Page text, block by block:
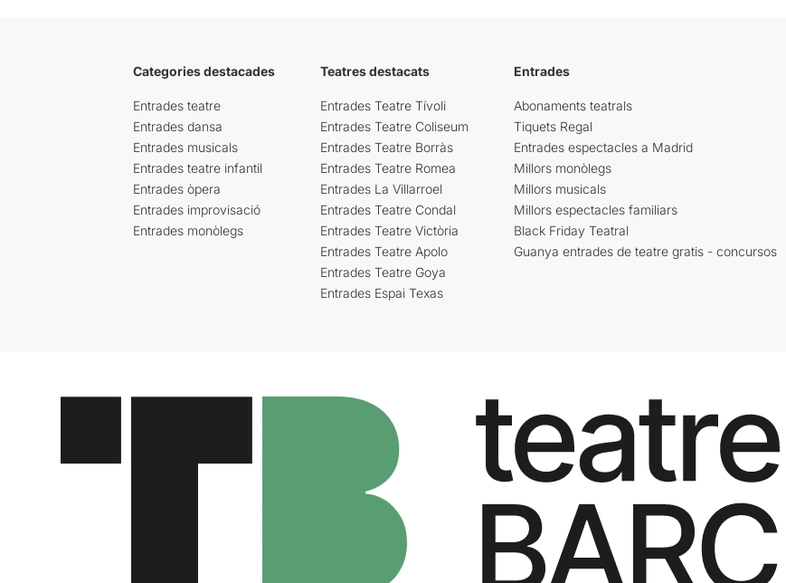
Categories destacades
Entrades teatre
Entrades dansa
Entrades musicals
Entrades teatre infantil
Entrades òpera
Entrades improvisació
Entrades monòlegs
Teatres destacats
Entrades Teatre Tívoli
Entrades Teatre Coliseum
Entrades Teatre Borràs
Entrades Teatre Romea
Entrades La Villarroel
Entrades Teatre Condal
Entrades Teatre Victòria
Entrades Teatre Apolo
Entrades Teatre Goya
Entrades Espai Texas
Entrades
Abonaments teatrals
Tiquets Regal
Entrades espectacles a Madrid
Millors monòlegs
Millors musicals
Millors espectacles familiars
Black Friday Teatral
Guanya entrades de teatre gratis - concursos